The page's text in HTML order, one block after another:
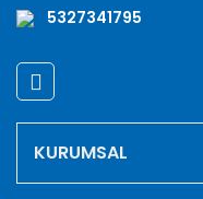
5327341795
KURUMSAL